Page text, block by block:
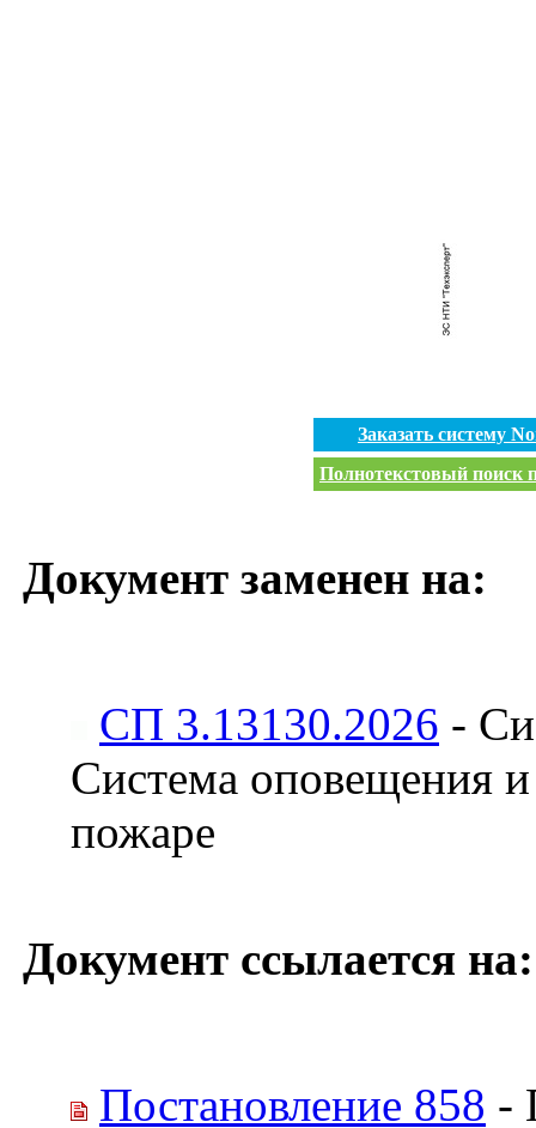
Заказать систему
Полнотекстовый поиск
Документ заменен на:
СП 3.13130.2026 -
Система оповещения
пожаре
Документ ссылается на:
Постановление 858 -